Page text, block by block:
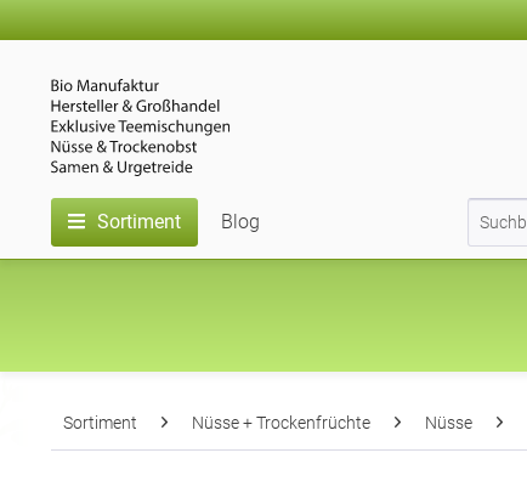
Sortiment Blog
Sortiment Nüsse + Trockenfrüchte Nüsse